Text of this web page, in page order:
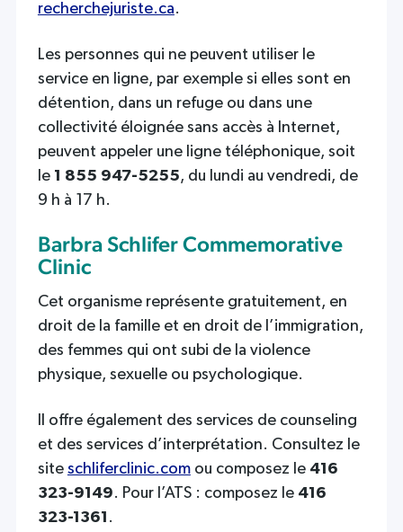
recherchejuriste.ca.
Les personnes qui ne peuvent utiliser le
service en ligne, par exemple si elles sont en
détention, dans un refuge ou dans une
collectivité éloignée sans accès à Internet,
peuvent appeler une ligne téléphonique, soit
le 1 855 947-5255, du lundi au vendredi, de
9 h à 17 h.
Barbra Schlifer Commemorative
Clinic
Cet organisme représente gratuitement, en
droit de la famille et en droit de l’immigration,
des femmes qui ont subi de la violence
physique, sexuelle ou psychologique.
Il offre également des services de counseling
et des services d’interprétation. Consultez le
site schliferclinic.comou composez le 416
323-9149. Pour l’ATS : composez le 416
323-1361 .